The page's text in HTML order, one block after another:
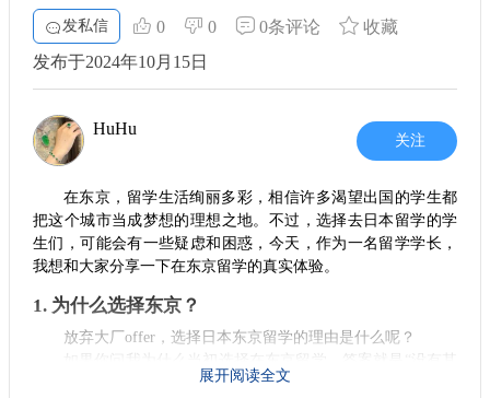
的几率。
2. 双方的得失
发展前景都相对诱人，这让你在何时出国留学的选择上更加犹
豫。然而，如果迟迟不去，你可能会错过良好的留学时机，甚
至错过自己向往的学术领域。
3. 时间管理很重要
留学学长在留学期间，深刻体会到时间管理的重要性。在职场
中工作和学习确实是两种截然不同的生活模式。你需要合理安
排工作与考学的时间，保持良好的生活习惯，才能顺利度过这
试结果和工作表现。
4. 学校与公司的差异
不仅如此，东京大学等高等学府在学术研究和个人发展上的支
发私信 0 0 0条评论
收藏
发布于2024年10月15日
HuHu
关注
在东京，留学生活绚丽多彩，相信许多渴望出国的学生都
把这个城市当成梦想的理想之地。不过，选择去日本留学的学
生们，可能会有一些疑虑和困惑，今天，作为一名留学学长，
我想和大家分享一下在东京留学的真实体验。
1. 为什么选择东京？
放弃大厂offer，选择日本东京留学的理由是什么呢？
他选择”。东京不仅是日本的经济中心，更是文化的交汇点。在
展开阅读全文